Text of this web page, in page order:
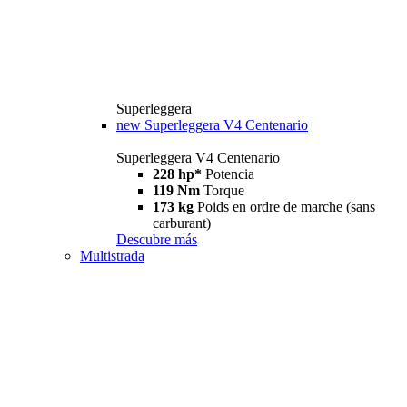
Superleggera
new Superleggera V4 Centenario
Superleggera V4 Centenario
228 hp* Potencia
119 Nm Torque
173 kg Poids en ordre de marche (sans
carburant)
Descubre más
Multistrada